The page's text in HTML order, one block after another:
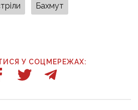
Бахмут
У СОЦМЕРЕЖАХ: